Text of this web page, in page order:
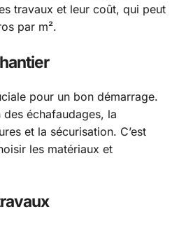
travaux et leur coût, qui peut
par m².
pour un bon démarrage.
des échafaudages, la
et la sécurisation. C’est
les matériaux et